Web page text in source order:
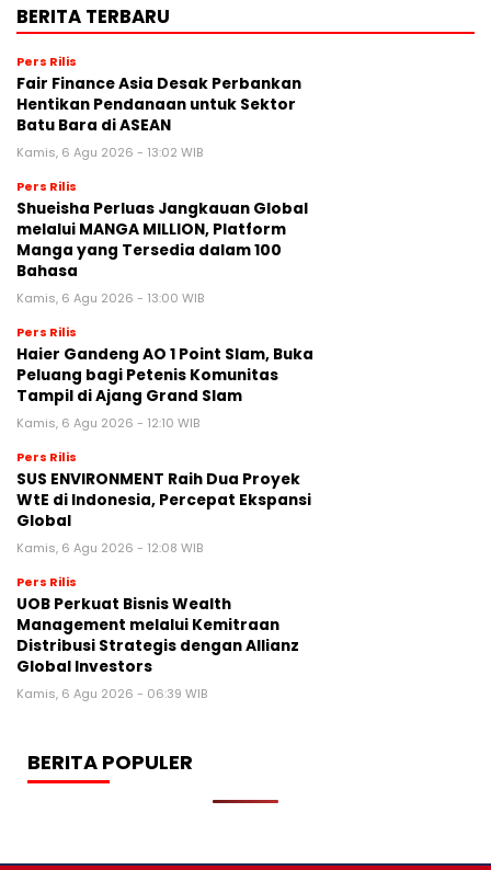
BERITA TERBARU
Pers Rilis
Fair Finance Asia Desak Perbankan
Hentikan Pendanaan untuk Sektor
Batu Bara di ASEAN
Kamis, 6 Agu 2026 - 13:02 WIB
Pers Rilis
Shueisha Perluas Jangkauan Global
melalui MANGA MILLION, Platform
Manga yang Tersedia dalam 100
Bahasa
Kamis, 6 Agu 2026 - 13:00 WIB
Pers Rilis
Haier Gandeng AO 1 Point Slam, Buka
Peluang bagi Petenis Komunitas
Tampil di Ajang Grand Slam
Kamis, 6 Agu 2026 - 12:10 WIB
Pers Rilis
SUS ENVIRONMENT Raih Dua Proyek
WtE di Indonesia, Percepat Ekspansi
Global
Kamis, 6 Agu 2026 - 12:08 WIB
Pers Rilis
UOB Perkuat Bisnis Wealth
Management melalui Kemitraan
Distribusi Strategis dengan Allianz
Global Investors
Kamis, 6 Agu 2026 - 06:39 WIB
BERITA POPULER